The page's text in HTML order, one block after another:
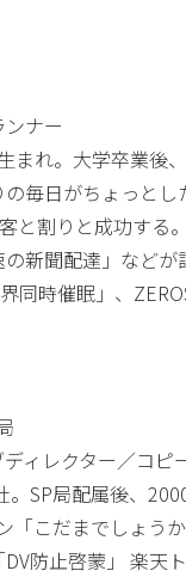
ナー
まれ。大学卒業後
の毎日がちょっと
と割りと成功する
新聞配達」など
同時催眠」、
ィレクター／コピ
。SP局配属後、
「こだまでしょう
防止啓蒙」 楽天